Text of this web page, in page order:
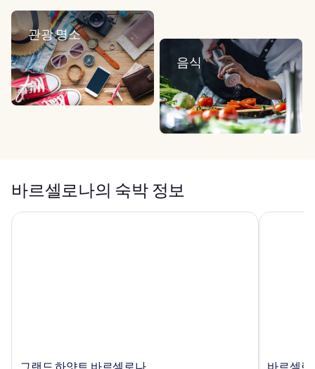
관광 명소
음식
바르셀로나의 숙박 정보
그
그랜드 하얏트 바르셀로나
바
바르셀로